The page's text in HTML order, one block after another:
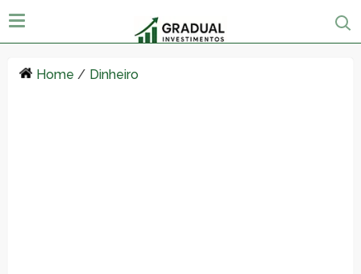
Home / Dinheiro